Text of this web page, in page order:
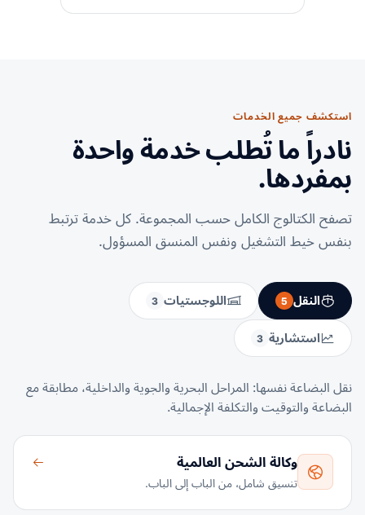
استكشف جميع الخدمات
نادراً ما تُطلب خدمة واحدة
بمفردها.
تصفح الكتالوج الكامل حسب المجموعة. كل خدمة ترتبط
بنفس خيط التشغيل ونفس المنسق المسؤول.
النقل 5 اللوجستيات 3
استشارية 3
نقل البضاعة نفسها: المراحل البحرية والجوية والداخلية، مطابقة مع
البضاعة والتوقيت والتكلفة الإجمالية.
وكالة الشحن العالمية
تنسيق شامل، من الباب إلى الباب.